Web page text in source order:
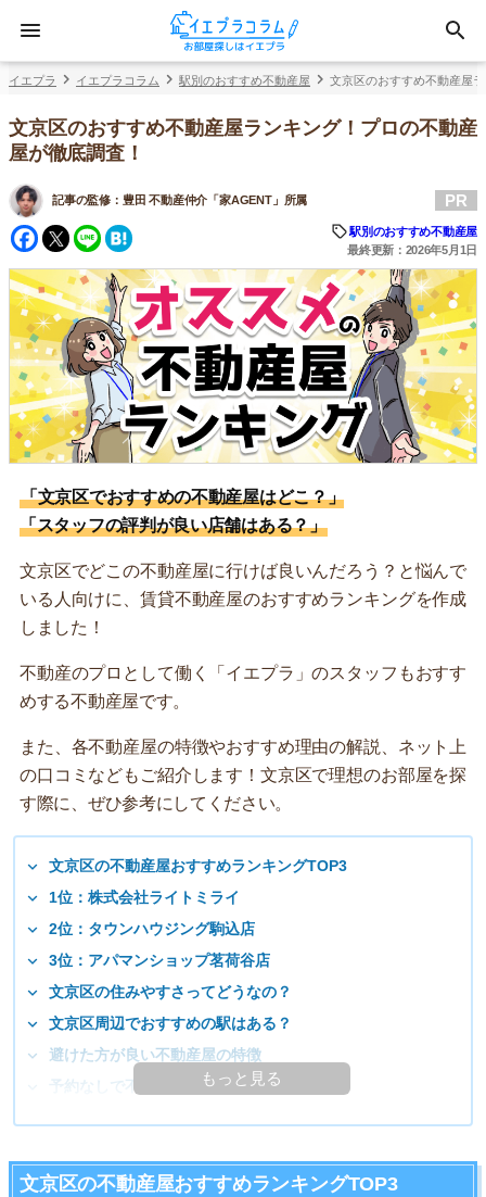
イエプラ イエプラコラム 駅別のおすすめ不動産屋 文京区のおすすめ不動産屋
文京区のおすすめ不動産屋ランキング！プロの不動産
屋が徹底調査！
記事の監修： 豊田 不動産仲介「家AGENT」所属
Facebook
Twitter
Line
PR
駅別のおすすめ不動産屋
最終更新：2026年5月1日
「文京区でおすすめの不動産屋はどこ？」
「スタッフの評判が良い店舗はある？」
文京区でどこの不動産屋に行けば良いんだろう？と悩んで
いる人向けに、賃貸不動産屋のおすすめランキングを作成
しました！
不動産のプロとして働く「イエプラ」のスタッフもおすす
めする不動産屋です。
また、各不動産屋の特徴やおすすめ理由の解説、ネット上
の口コミなどもご紹介します！文京区で理想のお部屋を探
す際に、ぜひ参考にしてください。
文京区の不動産屋おすすめランキングTOP3
1位：株式会社ライトミライ
2位：タウンハウジング駒込店
3位：アパマンショップ茗荷谷店
文京区の住みやすさってどうなの？
文京区周辺でおすすめの駅はある？
避けた方が良い不動産屋の特徴
予約なしで不動産屋に行ってもいいの？
もっと見る
文京区の不動産屋おすすめランキングTOP3